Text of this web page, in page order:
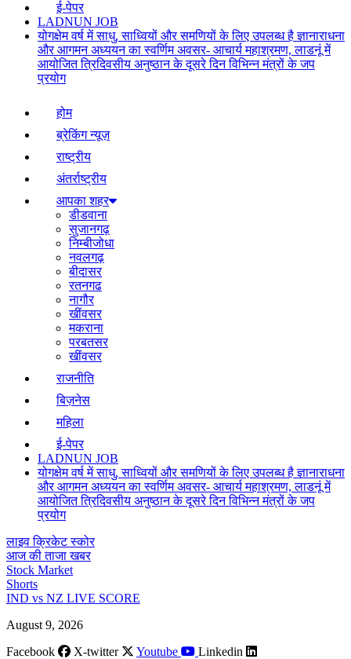
ई-पेपर
LADNUN JOB
योगक्षेम वर्ष में साधु, साध्वियों और समणियों के लिए उपलब्ध है ज्ञानाराधना
और आगमन अध्ययन का स्वर्णिम अवसर- आचार्य महाश्रमण, लाडनूं में
आयोजित त्रिदिवसीय अनुष्ठान के दूसरे दिन विभिन्न मंत्रों के जप
प्रयोग
होम
ब्रेकिंग न्यूज़
राष्ट्रीय
अंतर्राष्ट्रीय
आपका शहर
डीडवाना
सुजानगढ़
निम्बीजोधा
नवलगढ़
बीदासर
रतनगढ
नागौर
खींवसर
मकराना
परबतसर
खींवसर
राजनीति
बिज़नेस
महिला
ई-पेपर
LADNUN JOB
योगक्षेम वर्ष में साधु, साध्वियों और समणियों के लिए उपलब्ध है ज्ञानाराधना
और आगमन अध्ययन का स्वर्णिम अवसर- आचार्य महाश्रमण, लाडनूं में
आयोजित त्रिदिवसीय अनुष्ठान के दूसरे दिन विभिन्न मंत्रों के जप
प्रयोग
लाइव क्रिकेट स्कोर
आज की ताजा खबर
Stock Market
Shorts
IND vs NZ LIVE SCORE
August 9, 2026
Facebook
X-twitter Youtube Linkedin